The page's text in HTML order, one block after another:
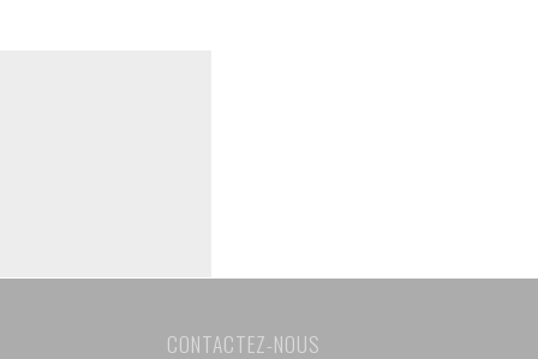
CONTACTEZ-NOUS